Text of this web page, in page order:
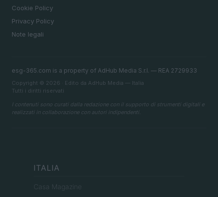
Cookie Policy
Privacy Policy
Note legali
esg-365.com is a property of AdHub Media S.r.l. — REA 2729933
Copyright © 2026 · Edito da AdHub Media — Italia
Tutti i diritti riservati
I contenuti sono curati dalla redazione con il supporto di strumenti digitali e
realizzati in collaborazione con autori indipendenti.
ITALIA
Casa Magazine